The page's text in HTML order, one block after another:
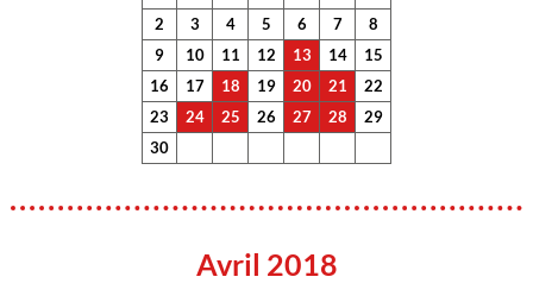
2
3 4 5 6 7
8
9
10 11 12 13 14
15
16
17 18 19 20 21
22
23
24 25 26 27 28
29
30
Avril 2018